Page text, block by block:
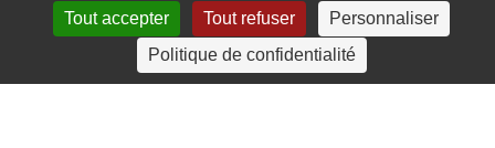
4 rue Crec’h-Ugen
22810 Belle Isle en Terre
Tout accepter
Tout refuser
Personnaliser
Politique de confidentialité